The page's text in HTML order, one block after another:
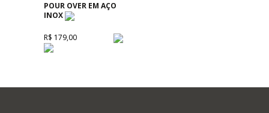
POUR OVER EM AÇO
INOX
R$ 179,00